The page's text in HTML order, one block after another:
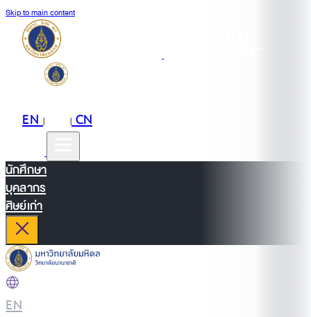
Skip to main content
EN| |CN
นักศึกษา
บุคลากร
ศิษย์เก่า
EN